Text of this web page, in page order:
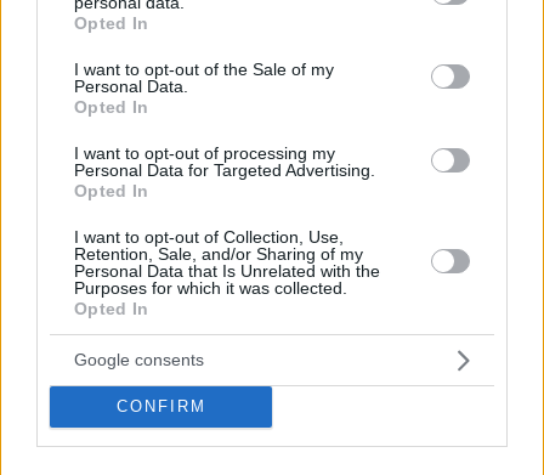
grant or deny consent to Google and its third-party tags to
use your data for below specified purposes in below Google
consent section.
Opted In
I want to opt-out of the Sale of my
Personal Data.
Opted In
I want to opt-out of processing my
Personal Data for Targeted Advertising.
Opted In
I want to opt-out of Collection, Use,
Retention, Sale, and/or Sharing of my
Personal Data that Is Unrelated with the
Purposes for which it was collected.
Opted In
Google consents
CONFIRM
που παρουσιάζονται ως πραγματικά γεγονότα